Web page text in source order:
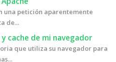
una petición aparentemente
de...
cache de mi navegador
que utiliza su navegador para